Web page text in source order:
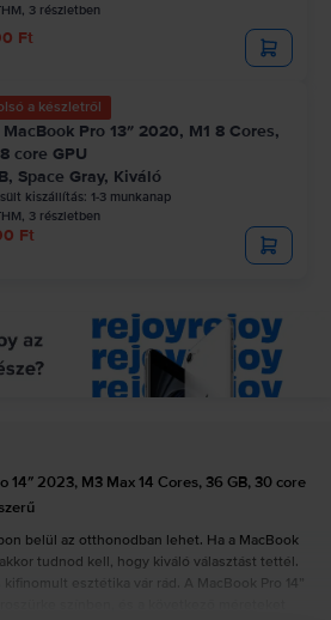
3 részletben
Ft
a készletről
Pro 13″ 2020, M1 8 Cores,
core GPU
Space Gray, Kiváló
kiszállítás: 1-3 munkanap
3 részletben
Ft
14″ 2023, M3 Max 14 Cores, 36 GB, 30 core
belül az otthonodban lehet. Ha a MacBook
tudnod kell, hogy kiváló választást tettél.
esztétika vár rád. A MacBook Pro 14”